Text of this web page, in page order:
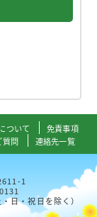
ついて
免責事項
質問 連絡先一覧
1
日・祝日を除く）